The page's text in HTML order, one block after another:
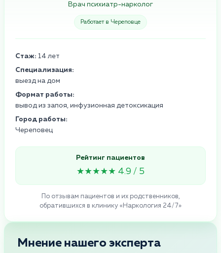
Врач психиатр-нарколог
Работает в Череповце
Стаж: 14 лет
Специализация:
выезд на дом
Формат работы:
вывод из запоя, инфузионная детоксикация
Город работы:
Череповец
Рейтинг пациентов
★★★★★ 4.9 / 5
По отзывам пациентов и их родственников,
обратившихся в клинику «Наркология 24/7»
Мнение нашего эксперта